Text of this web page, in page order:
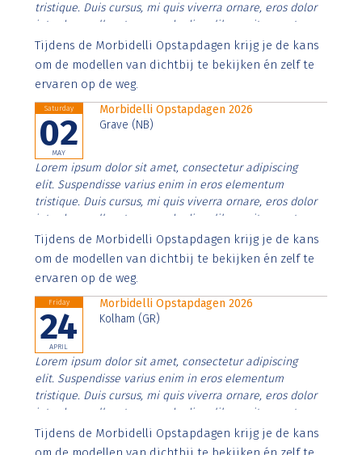
tristique. Duis cursus, mi quis viverra ornare, eros dolor
interdum nulla, ut commodo diam libero vitae erat.
Aenean faucibus nibh et justo cursus id rutrum lorem
imperdiet. Nunc ut sem vitae risus tristique posuere.
Tijdens de Morbidelli Opstapdagen krijg je de kans
om de modellen van dichtbij te bekijken én zelf te
ervaren op de weg.
Saturday
02
MAY
Morbidelli Opstapdagen 2026
Grave (NB)
Lorem ipsum dolor sit amet, consectetur adipiscing
elit. Suspendisse varius enim in eros elementum
tristique. Duis cursus, mi quis viverra ornare, eros dolor
interdum nulla, ut commodo diam libero vitae erat.
Aenean faucibus nibh et justo cursus id rutrum lorem
imperdiet. Nunc ut sem vitae risus tristique posuere.
Tijdens de Morbidelli Opstapdagen krijg je de kans
om de modellen van dichtbij te bekijken én zelf te
ervaren op de weg.
Friday
24
APRIL
Morbidelli Opstapdagen 2026
Kolham (GR)
Lorem ipsum dolor sit amet, consectetur adipiscing
elit. Suspendisse varius enim in eros elementum
tristique. Duis cursus, mi quis viverra ornare, eros dolor
interdum nulla, ut commodo diam libero vitae erat.
Aenean faucibus nibh et justo cursus id rutrum lorem
imperdiet. Nunc ut sem vitae risus tristique posuere.
Tijdens de Morbidelli Opstapdagen krijg je de kans